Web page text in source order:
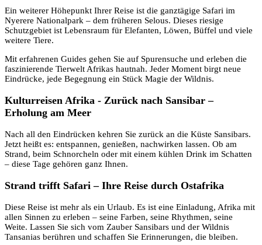
Ein weiterer Höhepunkt Ihrer Reise ist die ganztägige Safari im
Nyerere Nationalpark – dem früheren Selous. Dieses riesige
Schutzgebiet ist Lebensraum für Elefanten, Löwen, Büffel und viele
weitere Tiere.
Mit erfahrenen Guides gehen Sie auf Spurensuche und erleben die
faszinierende Tierwelt Afrikas hautnah. Jeder Moment birgt neue
Eindrücke, jede Begegnung ein Stück Magie der Wildnis.
Kulturreisen Afrika - Zurück nach Sansibar –
Erholung am Meer
Nach all den Eindrücken kehren Sie zurück an die Küste Sansibars.
Jetzt heißt es: entspannen, genießen, nachwirken lassen. Ob am
Strand, beim Schnorcheln oder mit einem kühlen Drink im Schatten
– diese Tage gehören ganz Ihnen.
Strand trifft Safari – Ihre Reise durch Ostafrika
Diese Reise ist mehr als ein Urlaub. Es ist eine Einladung, Afrika mit
allen Sinnen zu erleben – seine Farben, seine Rhythmen, seine
Weite. Lassen Sie sich vom Zauber Sansibars und der Wildnis
Tansanias berühren und schaffen Sie Erinnerungen, die bleiben.